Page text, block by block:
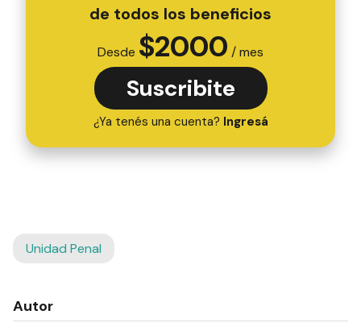
de todos los beneficios
Desde $2000 / mes
Suscribite
¿Ya tenés una cuenta? Ingresá
Unidad Penal
Autor